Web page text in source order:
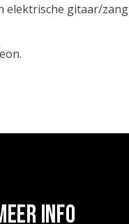
elektrische gitaar/zang
info